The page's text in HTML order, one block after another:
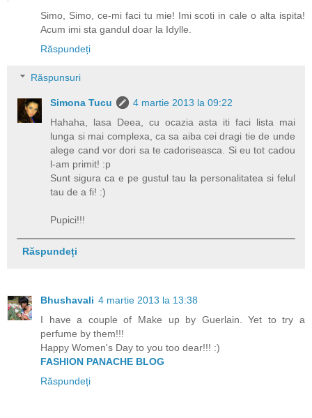
Simo, Simo, ce-mi faci tu mie! Imi scoti in cale o alta ispita!
Acum imi sta gandul doar la Idylle.
Răspundeți
Răspunsuri
Simona Tucu
4 martie 2013 la 09:22
Hahaha, lasa Deea, cu ocazia asta iti faci lista mai
lunga si mai complexa, ca sa aiba cei dragi tie de unde
alege cand vor dori sa te cadoriseasca. Si eu tot cadou
l-am primit! :p
Sunt sigura ca e pe gustul tau la personalitatea si felul
tau de a fi! :)
Pupici!!!
Răspundeți
Bhushavali 4 martie 2013 la 13:38
I have a couple of Make up by Guerlain. Yet to try a
perfume by them!!!
Happy Women's Day to you too dear!!! :)
FASHION PANACHE BLOG
Răspundeți